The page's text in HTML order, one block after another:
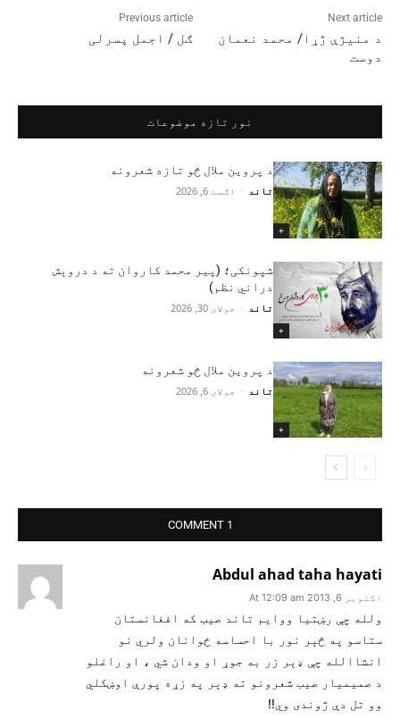
Previous article
ګل / اجمل پسرلی
Next article
د منیژې ژړا/ محمد نعمان
دوست
نور تازه موضوعات
+
د پروین ملال څو تازه شعرونه
تاند - اګست 6, 2026
+
شپونکی؛ (پير محمد کاروان ته د دروېش
دراني نظم)
تاند - جولای 30, 2026
+
د پروین ملال څو شعرونه
تاند - جولای 6, 2026
1 COMMENT
Abdul ahad taha hayati
اکتوبر 6, 2013 At 12:09 am
ولله چې رښتيا ووايم تاند صيب که افغانستان
ستاسو په څېر نور با احساسه ځوانان ولري نو
انشاالله چې ډېر زر به جوړ او ودان شي ، او راغلو
د صميميار صیب شعرونو ته ډېر په زړه پورې اوښکلي
وو تل دې ژوندی وي!!